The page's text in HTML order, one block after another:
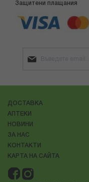
Защитени плащания
ДОСТАВКА
АПТЕКИ
НОВИНИ
ЗА НАС
КОНТАКТИ
КАРТА НА САЙТА